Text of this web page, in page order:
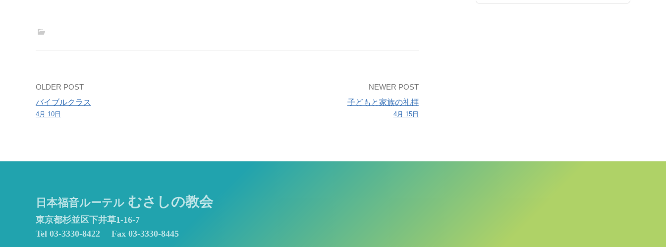
会
Post
navigation
OLDER POST
バイブルクラス
4月 10日
NEWER POST
子どもと家族の礼拝
4月 15日
日本福音ルーテル むさしの教会
東京都杉並区下井草1-16-7
Tel 03-3330-8422
Fax 03-3330-8445